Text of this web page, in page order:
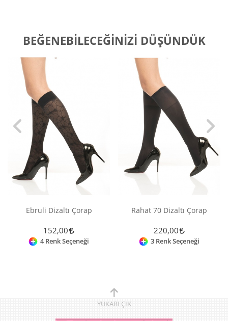
BEĞENEBILECEĞINIZI DÜŞÜNDÜK
Ebruli Dizaltı Çorap
152,00
4 Renk Seçeneği
Rahat 70 Dizaltı Çorap
220,00
3 Renk Seçeneği
YUKARI ÇIK